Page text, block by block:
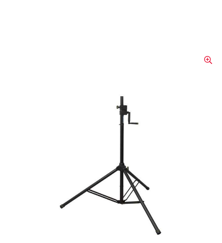
Eco Kurbelstativ 2.4 m
simples sowie optimales Handling. Seine
starke Konstruktion, saubere Verarbeitung
und guten Eigenschaften gewährleisten
höchste Funktionalität sowie Langlebigkeit.